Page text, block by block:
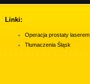
Linki:
Operacja prostaty laserem
Tłumaczenia Śląsk